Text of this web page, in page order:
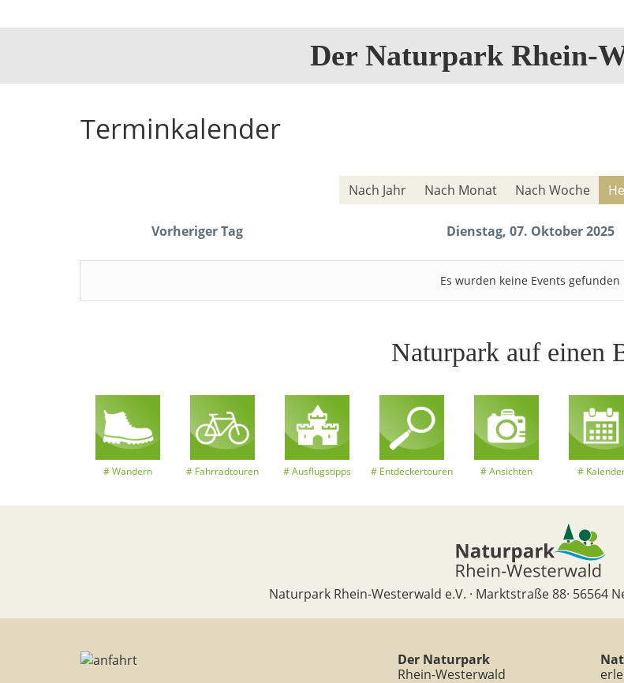
Der Naturpark Rhein-
Terminkalender
Nach Jahr Nach Monat Nach Woche
Vorheriger Tag Dienstag, 07. Oktober 2025
Es wurden keine Events gefunden
Naturpark auf einen
Wandern Fahrradtouren Ausflugstipps Entdeckertouren Ansichten
Naturpark Rhein-Westerwald e.V. · Marktstraße 88· 56564
Der Naturpark
Rhein-Westerwald